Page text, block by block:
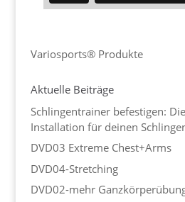
Variosports® Produkte
Aktuelle Beiträge
Schlingentrainer befestigen:
Installation für deinen
DVD03 Extreme Chest+Arms
DVD04-Stretching
DVD02-mehr